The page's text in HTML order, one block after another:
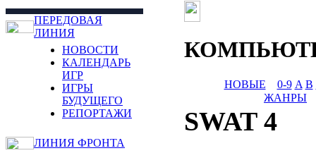
ПЕРЕДОВАЯ
ЛИНИЯ
НОВОСТИ
КАЛЕНДАРЬ
ИГР
ИГРЫ
БУДУЩЕГО
РЕПОРТАЖИ
ЛИНИЯ ФРОНТА
НОВЫЕ 0-9 A B
ЖАНРЫ
SWAT 4